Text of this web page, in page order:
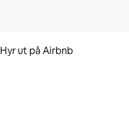
Hyr ut på Airbnb